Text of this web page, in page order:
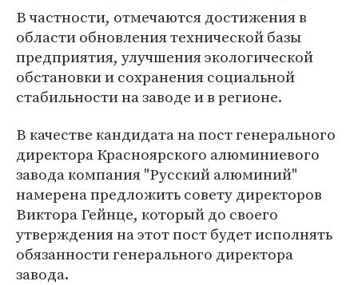
В частности, отмечаются достижения в
области обновления технической базы
предприятия, улучшения экологической
обстановки и сохранения социальной
стабильности на заводе и в регионе.
В качестве кандидата на пост генерального
директора Красноярского алюминиевого
завода компания "Русский алюминий"
намерена предложить совету директоров
Виктора Гейнце, который до своего
утверждения на этот пост будет исполнять
обязанности генерального директора
завода.